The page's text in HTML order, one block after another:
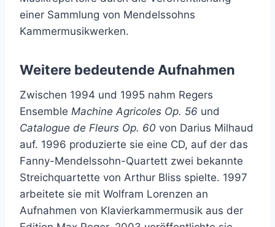
einer Sammlung von Mendelssohns
Kammermusikwerken.
Weitere bedeutende Aufnahmen
Zwischen 1994 und 1995 nahm Regers
Ensemble Machine Agricoles Op. 56 und
Catalogue de Fleurs Op. 60 von Darius Milhaud
auf. 1996 produzierte sie eine CD, auf der das
Fanny-Mendelssohn-Quartett zwei bekannte
Streichquartette von Arthur Bliss spielte. 1997
arbeitete sie mit Wolfram Lorenzen an
Aufnahmen von Klavierkammermusik aus der